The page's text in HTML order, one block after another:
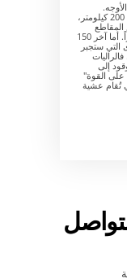
ستكون "الرمال في كل مكان" لمسافة تقارب 200 كيلومتر،
السريعة الوتيرة بشكل محدود، لكن ليس كثيراً. أما آخر 150
التي ستجبر
إلى
على القوة"
تُقام عشية